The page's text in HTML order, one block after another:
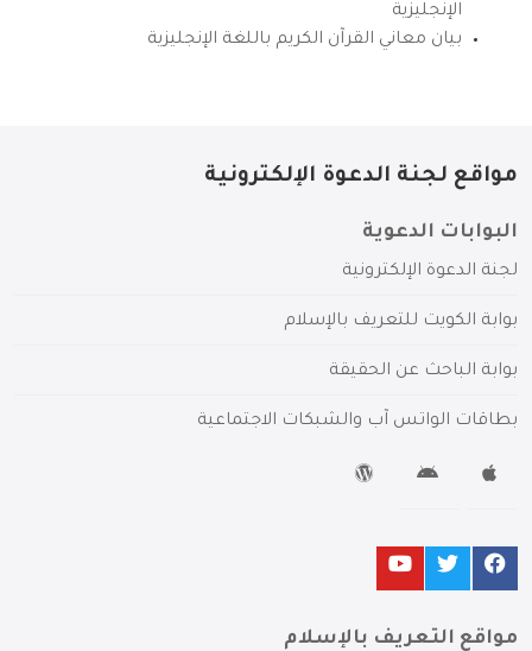
الإنجليزية
بيان معاني القرآن الكريم باللغة الإنجليزية
مواقع لجنة الدعوة الإلكترونية
البوابات الدعوية
لجنة الدعوة الإلكترونية
بوابة الكويت للتعريف بالإسلام
بوابة الباحث عن الحقيقة
بطاقات الواتس آب والشبكات الاجتماعية
مواقع التعريف بالإسلام